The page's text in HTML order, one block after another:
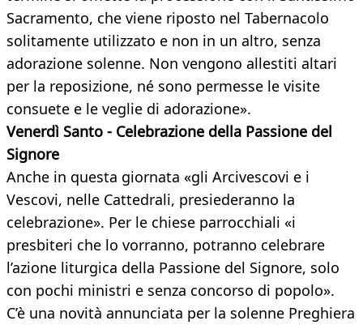
Sacramento, che viene riposto nel Tabernacolo
solitamente utilizzato e non in un altro, senza
adorazione solenne. Non vengono allestiti altari
per la reposizione, né sono permesse le visite
consuete e le veglie di adorazione».
Venerdì Santo - Celebrazione della Passione del
Signore
Anche in questa giornata «gli Arcivescovi e i
Vescovi, nelle Cattedrali, presiederanno la
celebrazione». Per le chiese parrocchiali «i
presbiteri che lo vorranno, potranno celebrare
l’azione liturgica della Passione del Signore, solo
con pochi ministri e senza concorso di popolo».
C’è una novità annunciata per la solenne Preghiera